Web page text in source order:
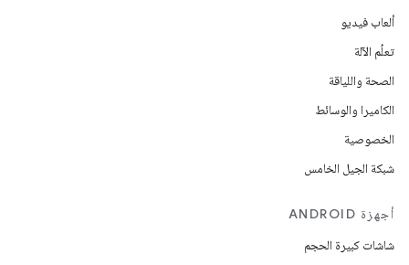
ألعاب فيديو
تعلُم الآلة
الصحة واللياقة
الكاميرا والوسائط
الخصوصية
شبكة الجيل الخامس
أجهزة ANDROID
شاشات كبيرة الحجم